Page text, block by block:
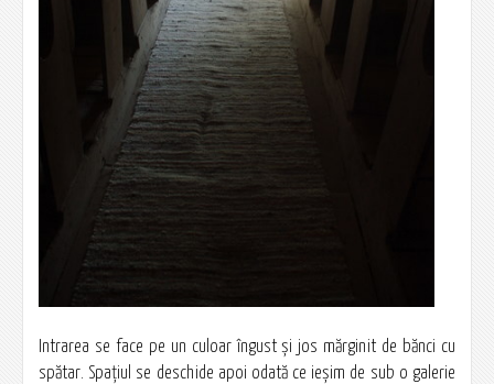
Intrarea se face pe un culoar îngust şi jos mărginit de bănci cu
spătar. Spaţiul se deschide apoi odată ce ieşim de sub o galerie